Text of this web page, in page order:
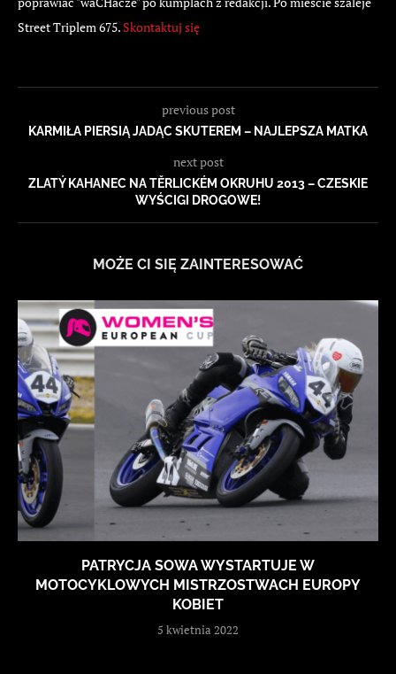
Street Triplem 675. Skontaktuj się
previous post
KARMIŁA PIERSIĄ JADĄC SKUTEREM – NAJLEPSZA MATKA
next post
ZLATÝ KAHANEC NA TĚRLICKÉM OKRUHU 2013 – CZESKIE
WYŚCIGI DROGOWE!
MOŻE CI SIĘ ZAINTERESOWAĆ
PATRYCJA SOWA WYSTARTUJE W
MOTOCYKLOWYCH MISTRZOSTWACH EUROPY
KOBIET
5 kwietnia 2022